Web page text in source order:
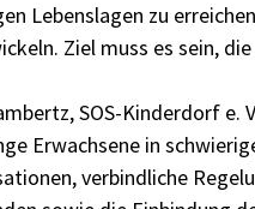
Lebenslagen zu
Ziel muss es sein,
SOS-Kinderdorf
Erwachsene in
verbindliche